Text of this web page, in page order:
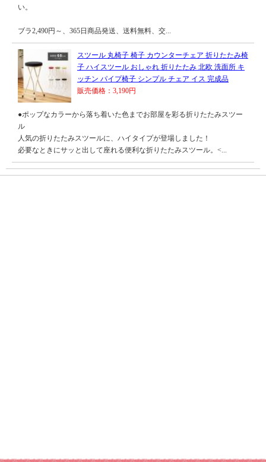
い。
ブラ2,490円～、365日商品発送、送料無料、交...
スツール 丸椅子 椅子 カウンターチェア 折りたたみ椅
子 ハイスツール おしゃれ 折りたたみ 北欧 洗面所 キ
ッチン パイプ椅子 シンプル チェア イス 完成品
販売価格：3,190円
●ポップなカラーから落ち着いた色までお部屋を彩る折りたたみスツー
ル
人気の折りたたみスツールに、ハイタイプが登場しました！
必要なときにサッと出して座れる便利な折りたたみスツール。<...